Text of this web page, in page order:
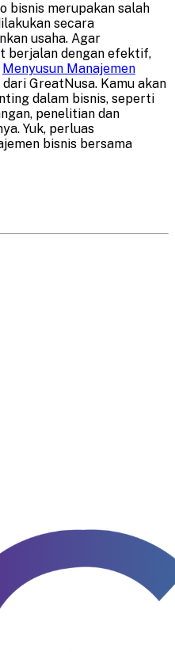
bisnis merupakan salah
secara
usaha. Agar
berjalan dengan efektif,
Menyusun Manajemen
GreatNusa. Kamu akan
dalam bisnis, seperti
penelitian dan
Yuk, perluas
bisnis bersama